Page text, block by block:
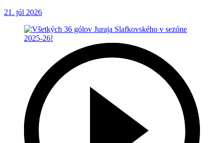
21. júl 2026